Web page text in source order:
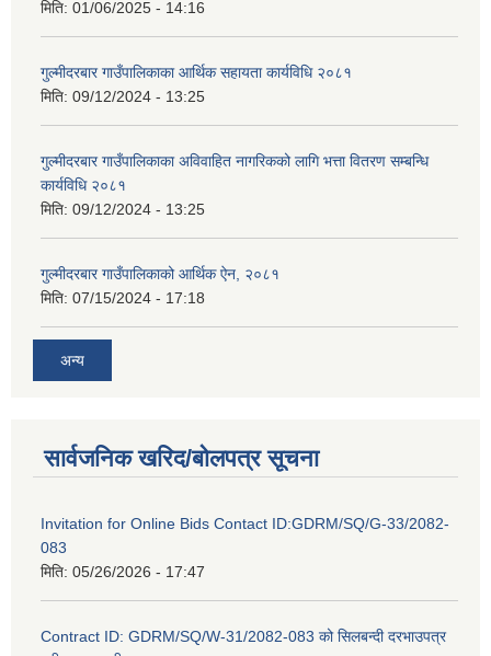
मिति: 01/06/2025 - 14:16
गुल्मीदरबार गाउँपालिकाका आर्थिक सहायता कार्यविधि २०८१
मिति: 09/12/2024 - 13:25
गुल्मीदरबार गाउँपालिकाका अविवाहित नागरिकको लागि भत्ता वितरण सम्बन्धि
कार्यविधि २०८१
मिति: 09/12/2024 - 13:25
गुल्मीदरबार गाउँपालिकाको आर्थिक ऐन, २०८१
मिति: 07/15/2024 - 17:18
अन्य
सार्वजनिक खरिद/बोलपत्र सूचना
Invitation for Online Bids Contact ID:GDRM/SQ/G-33/2082-
083
मिति: 05/26/2026 - 17:47
Contract ID: GDRM/SQ/W-31/2082-083 को सिलबन्दी दरभाउपत्र